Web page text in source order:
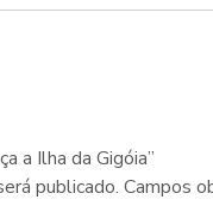
a Ilha da Gigóia”
publicado. Campos